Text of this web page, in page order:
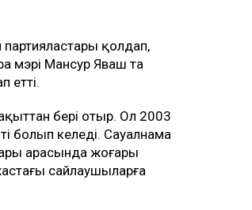
партияластары қолдап,
мэрі Мансур Яваш та
етті.
бері отыр. Ол 2003
болып келеді. Сауалнама
арасында жоғары
сайлаушыларға